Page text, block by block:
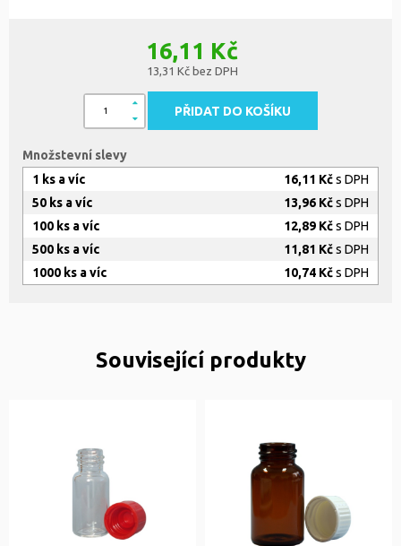
16,11 Kč
13,31 Kč bez DPH
PŘIDAT DO KOŠÍKU
Množstevní slevy
1 ks a víc
16,11 Kčs DPH
50 ks a víc
13,96 Kčs DPH
100 ks a víc
12,89 Kčs DPH
500 ks a víc
11,81 Kčs DPH
1000 ks a víc
10,74 Kčs DPH
Související produkty